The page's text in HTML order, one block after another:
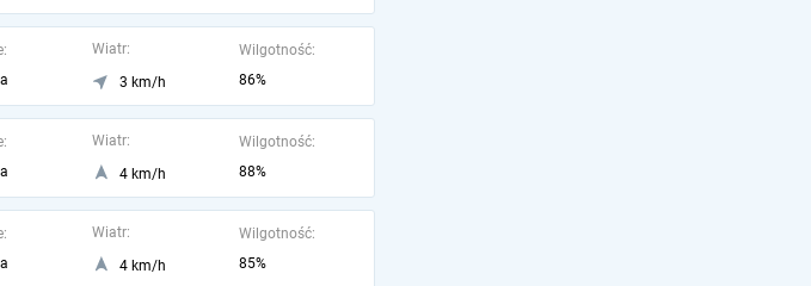
Wiatr:
3 km/h
Wilgotność:
86%
Wiatr:
4 km/h
Wilgotność:
88%
Wiatr:
4 km/h
Wilgotność:
85%